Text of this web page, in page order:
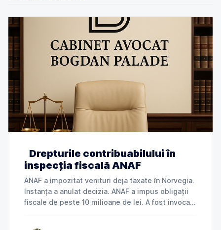
Drepturile contribuabilului în
inspecția fiscală ANAF
ANAF a impozitat venituri deja taxate în Norvegia.
Instanța a anulat decizia. ANAF a impus obligații
fiscale de peste 10 milioane de lei. A fost invocată